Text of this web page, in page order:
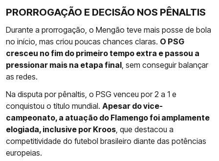
PRORROGAÇÃO E DECISÃO NOS PÊNALTIS
Durante a prorrogação, o Mengão teve mais posse de bola
no início, mas criou poucas chances claras. O PSG
cresceu no fim do primeiro tempo extra e passou a
pressionar mais na etapa final, sem conseguir balançar
as redes.
Na disputa por pênaltis, o PSG venceu por 2 a 1 e
conquistou o título mundial. Apesar do vice-
campeonato, a atuação do Flamengo foi amplamente
elogiada, inclusive por Kroos, que destacou a
competitividade do futebol brasileiro diante das potências
europeias.